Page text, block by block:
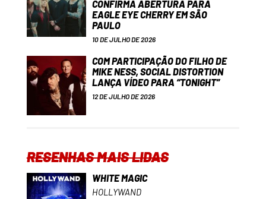
CONFIRMA ABERTURA PARA
EAGLE EYE CHERRY EM SÃO
PAULO
10 DE JULHO DE 2026
COM PARTICIPAÇÃO DO FILHO DE
MIKE NESS, SOCIAL DISTORTION
LANÇA VÍDEO PARA “TONIGHT”
12 DE JULHO DE 2026
RESENHAS MAIS LIDAS
WHITE MAGIC
HOLLYWAND